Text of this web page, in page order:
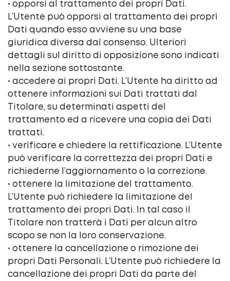
• opporsi al trattamento dei propri Dati.
L’Utente può opporsi al trattamento dei propri
Dati quando esso avviene su una base
giuridica diversa dal consenso. Ulteriori
dettagli sul diritto di opposizione sono indicati
nella sezione sottostante.
• accedere ai propri Dati. L’Utente ha diritto ad
ottenere informazioni sui Dati trattati dal
Titolare, su determinati aspetti del
trattamento ed a ricevere una copia dei Dati
trattati.
• verificare e chiedere la rettificazione. L’Utente
può verificare la correttezza dei propri Dati e
richiederne l’aggiornamento o la correzione.
• ottenere la limitazione del trattamento.
L’Utente può richiedere la limitazione del
trattamento dei propri Dati. In tal caso il
Titolare non tratterà i Dati per alcun altro
scopo se non la loro conservazione.
• ottenere la cancellazione o rimozione dei
propri Dati Personali. L’Utente può richiedere la
cancellazione dei propri Dati da parte del